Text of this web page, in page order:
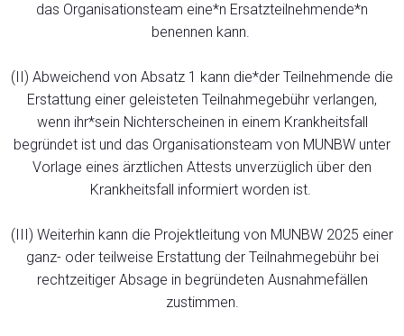
das Organisationsteam eine*n Ersatzteilnehmende*n
benennen kann.
(II) Abweichend von Absatz 1 kann die*der Teilnehmende die
Erstattung einer geleisteten Teilnahmegebühr verlangen,
wenn ihr*sein Nichterscheinen in einem Krankheitsfall
begründet ist und das Organisationsteam von MUNBW unter
Vorlage eines ärztlichen Attests unverzüglich über den
Krankheitsfall informiert worden ist.
(III) Weiterhin kann die Projektleitung von MUNBW 2025 einer
ganz- oder teilweise Erstattung der Teilnahmegebühr bei
rechtzeitiger Absage in begründeten Ausnahmefällen
zustimmen.